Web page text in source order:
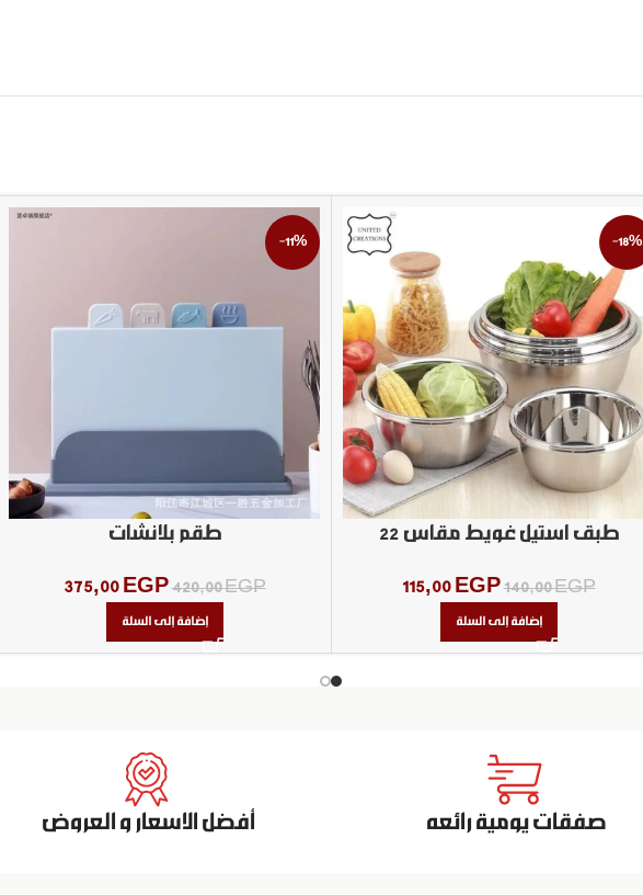
-18%
طبق استيل غويط مقاس ٢٢
140,00EGP
115,00 EGP
إضافة إلى السلة
-11%
طقم بلانشات
420,00EGP
375,00 EGP
إضافة إلى السلة
صفقات يومية رائعه أفضل الاسعار و العروض